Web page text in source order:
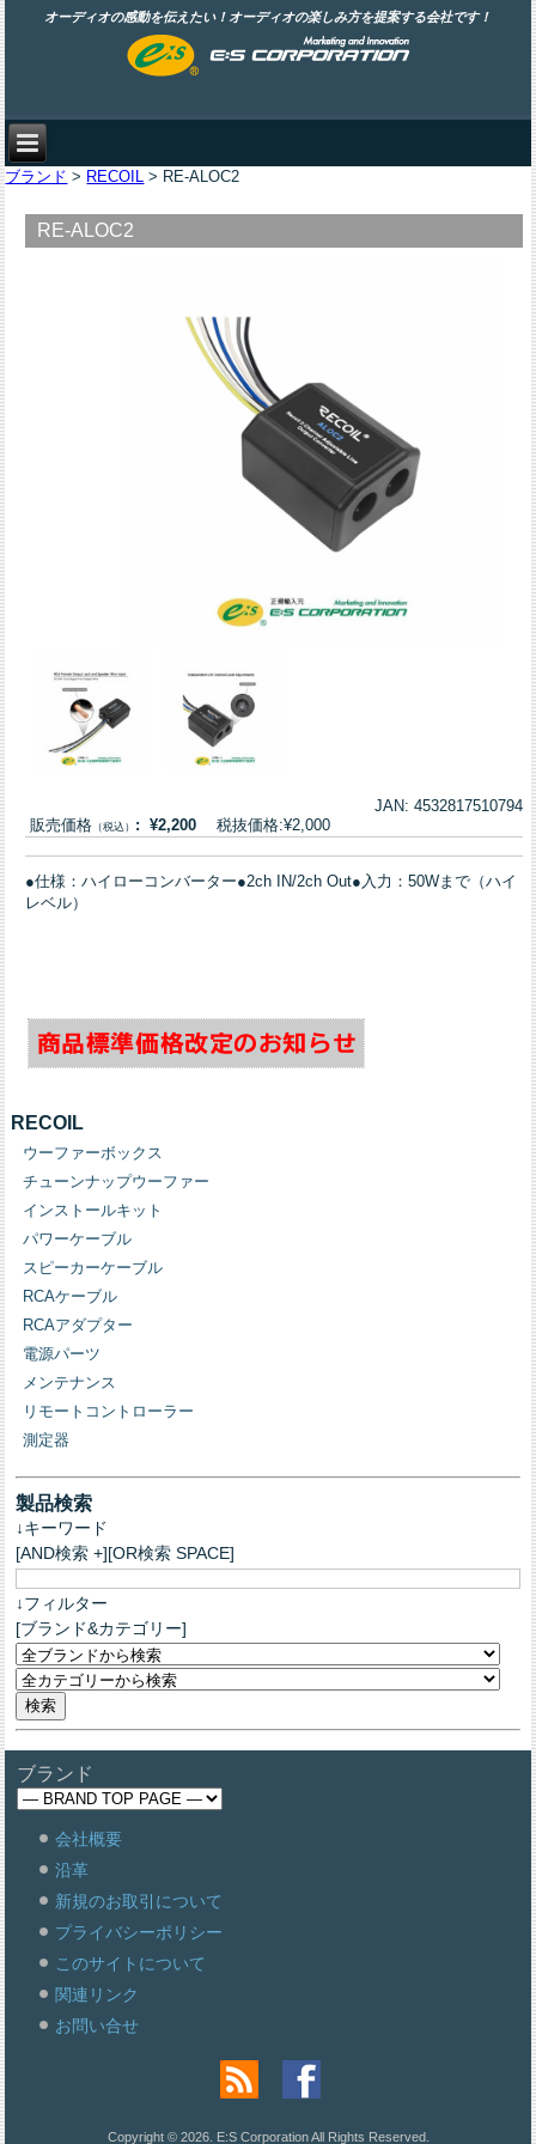
オーディオの感動を伝えたい！オーディオの楽しみ方を提案する会社です！
ブランド > RECOIL > RE-ALOC2
RE-ALOC2
JAN: 4532817510794
販売価格 （税込） : ¥2,200 税抜価格:¥2,000
●仕様：ハイローコンバーター●2ch IN/2ch Out●入力：50Wまで（ハイ
レベル）
RECOIL
ウーファーボックス
チューンナップウーファー
インストールキット
パワーケーブル
スピーカーケーブル
RCAケーブル
RCAアダプター
電源パーツ
メンテナンス
リモートコントローラー
測定器
製品検索
↓キーワード
[AND検索 +][OR検索 SPACE]
↓フィルター
[ブランド&カテゴリー]
ブランド
会社概要
沿革
新規のお取引について
プライバシーポリシー
このサイトについて
関連リンク
お問い合せ
Copyright © 2026. E:S Corporation All Rights Reserved.